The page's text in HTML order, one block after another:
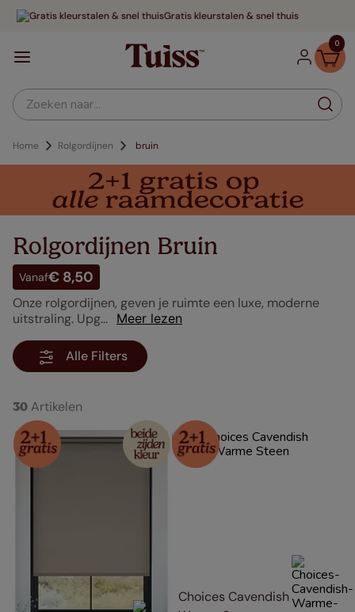
& snel thuis
0
Zoeken naar...
Rolgordijnen bruin
Rolgordijnen Bruin
Vanaf€ 8,50
Onze rolgordijnen, geven je ruimte een luxe, moderne
uitstraling. Upg... Meer lezen
Alle Filters
30 Artikelen
Choices Cavendish